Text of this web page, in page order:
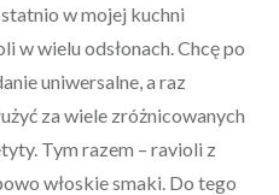
w mojej kuchni
w wielu odsłonach. Chcę po
uniwersalne, a raz
za wiele zróżnicowanych
Tym razem – ravioli z
włoskie smaki. Do tego